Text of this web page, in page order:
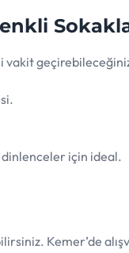
için ideal.
Kemer’de